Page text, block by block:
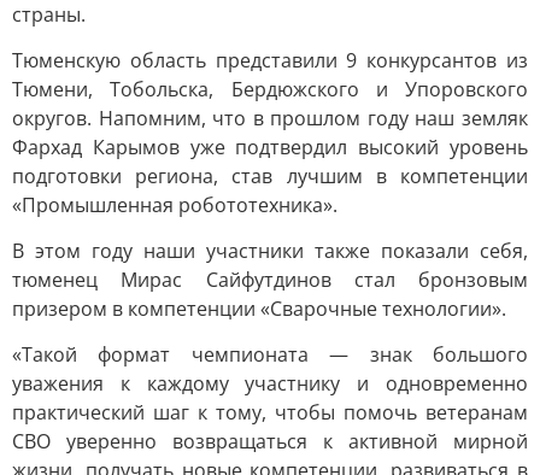
страны.
Тюменскую область представили 9 конкурсантов из
Тюмени, Тобольска, Бердюжского и Упоровского
округов. Напомним, что в прошлом году наш земляк
Фархад Карымов уже подтвердил высокий уровень
подготовки региона, став лучшим в компетенции
«Промышленная робототехника».
В этом году наши участники также показали себя,
тюменец Мирас Сайфутдинов стал бронзовым
призером в компетенции «Сварочные технологии».
«Такой формат чемпионата — знак большого
уважения к каждому участнику и одновременно
практический шаг к тому, чтобы помочь ветеранам
СВО уверенно возвращаться к активной мирной